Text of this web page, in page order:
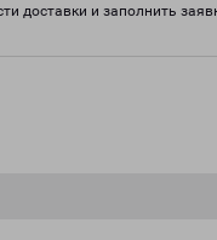
доставки и заполнить